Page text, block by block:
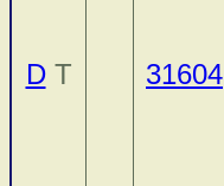
DT 31604